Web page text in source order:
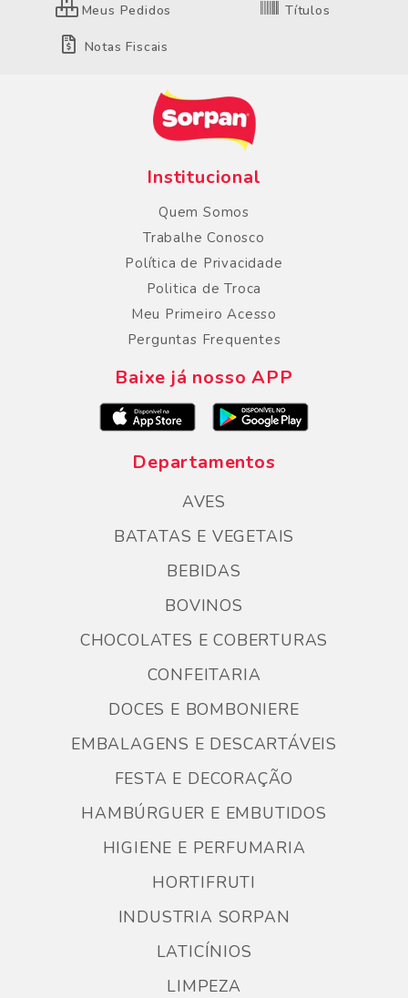
Meus Pedidos Títulos
Notas Fiscais
Institucional
Quem Somos
Trabalhe Conosco
Política de Privacidade
Politica de Troca
Meu Primeiro Acesso
Perguntas Frequentes
Baixe já nosso APP
Departamentos
AVES
BATATAS E VEGETAIS
BEBIDAS
BOVINOS
CHOCOLATES E COBERTURAS
CONFEITARIA
DOCES E BOMBONIERE
EMBALAGENS E DESCARTÁVEIS
FESTA E DECORAÇÃO
HAMBÚRGUER E EMBUTIDOS
HIGIENE E PERFUMARIA
HORTIFRUTI
INDUSTRIA SORPAN
LATICÍNIOS
LIMPEZA